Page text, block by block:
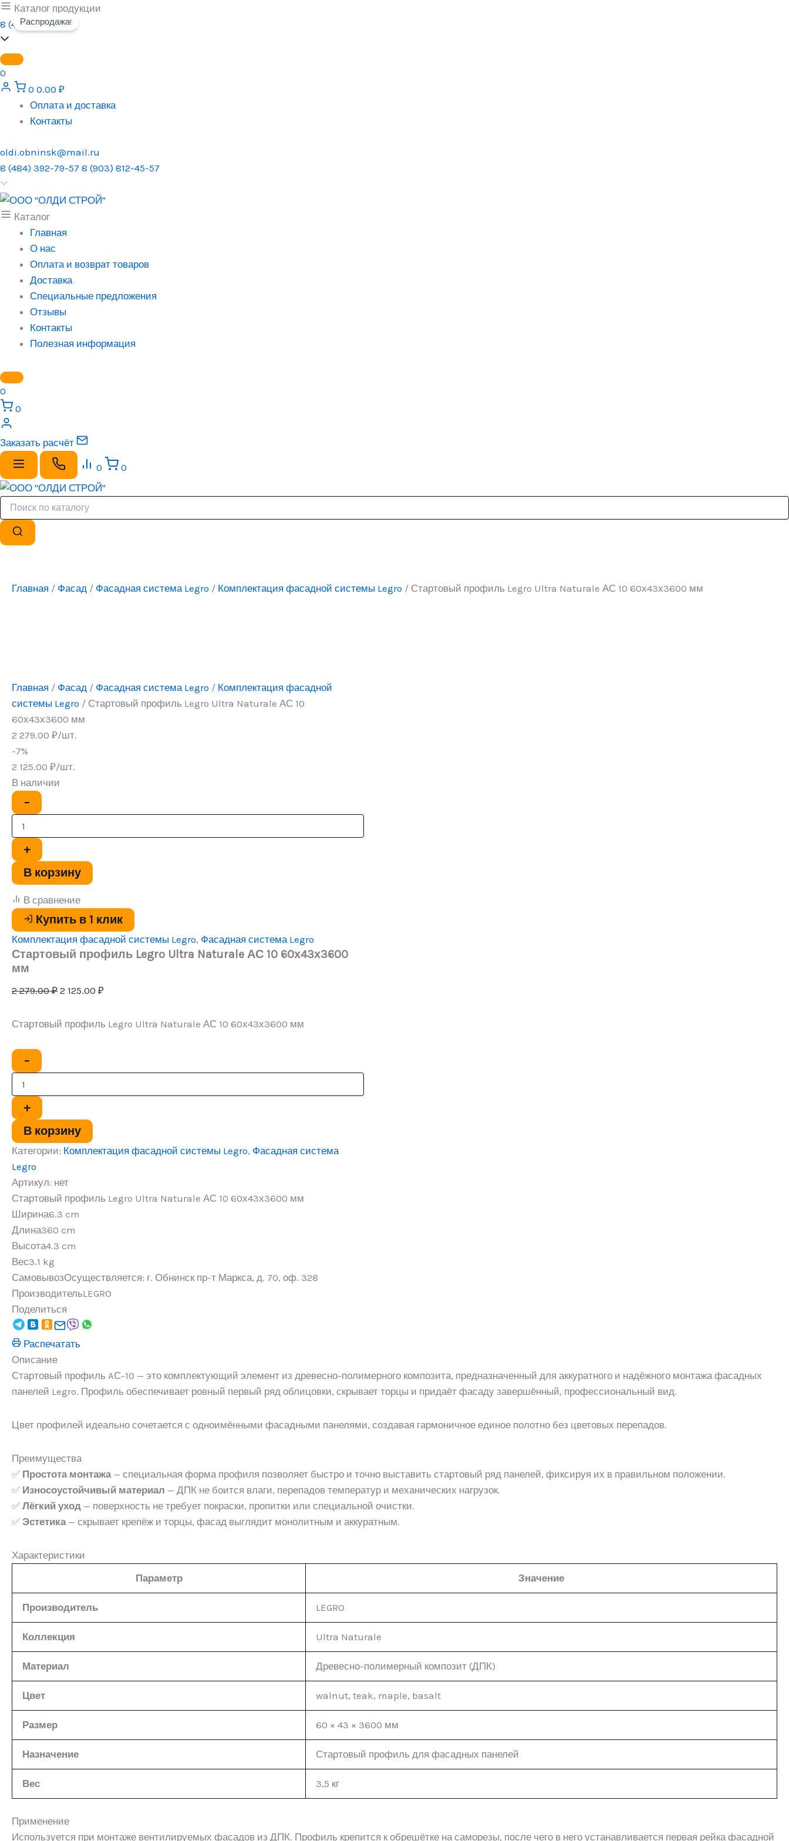
Перейти
к
содержимому
Каталог продукции
8 (484) 392-79-57
0
0 0.00 ₽
Оплата и доставка
Контакты
oldi.obninsk@mail.ru
8 (484) 392-79-57 8 (903) 812-45-57
Каталог
Главная
О нас
Оплата и возврат товаров
Доставка
Специальные предложения
Отзывы
Контакты
Полезная информация
0
0
Заказать расчёт
0 0
Главная / Фасад / Фасадная система Legro / Комплектация фасадной системы Legro / Стартовый профиль Legro Ultra Naturale АС 10 60х43х3600 мм
Распродажа!
Главная / Фасад / Фасадная система Legro / Комплектация фасадной
системы Legro / Стартовый профиль Legro Ultra Naturale АС 10
60х43х3600 мм
2 279.00 ₽/шт.
-7%
2 125.00 ₽/шт.
В наличии
−
Количество
товара
Legro
Ultra
АС
60х43х3600
мм
+
В корзину
В сравнение
Купить в 1 клик
Комплектация фасадной системы Legro, Фасадная система Legro
Стартовый профиль Legro Ultra Naturale АС 10 60х43х3600
мм
2 279.00₽ Первоначальная
составляла
2 125.00 ₽Текущая
Стартовый профиль Legro Ultra Naturale АС 10 60х43х3600 мм
−
Количество
товара
Legro
Ultra
АС
10
60х43х3600
+
В корзину
Категории: Комплектация фасадной системы Legro, Фасадная система
Legro
Артикул: нет
Стартовый профиль Legro Ultra Naturale АС 10 60х43х3600 мм
Ширина6.3 cm
Длина360 cm
Высота4.3 cm
Вес3.1 kg
СамовывозОсуществляется: г. Обнинск пр-т Маркса, д. 70, оф. 328
ПроизводительLEGRO
Поделиться
Распечатать
Описание
Стартовый профиль AС-10 — это комплектующий элемент из древесно-полимерного композита, предназначенный для аккуратного и надёжного монтажа фасадных
панелей Legro. Профиль обеспечивает ровный первый ряд облицовки, скрывает торцы и придаёт фасаду завершённый, профессиональный вид.
Цвет профилей идеально сочетается с одноимёнными фасадными панелями, создавая гармоничное единое полотно без цветовых перепадов.
Преимущества
✅ Простота монтажа— специальная форма профиля позволяет быстро и точно выставить стартовый ряд панелей, фиксируя их в правильном положении.
✅ Износоустойчивый материал — ДПК не боится влаги, перепадов температур и механических нагрузок.
✅ Лёгкий уход — поверхность не требует покраски, пропитки или специальной очистки.
✅ Эстетика— скрывает крепёж и торцы, фасад выглядит монолитным и аккуратным.
Характеристики
Параметр
Значение
Производитель LEGRO
Коллекция Ultra Naturale
Материал Древесно-полимерный композит (ДПК)
Цвет walnut, teak, maple, basalt
Размер 60 × 43 × 3600 мм
Назначение Стартовый профиль для фасадных панелей
Вес 3,5 кг
Применение
Используется при монтаже вентилируемых фасадов из ДПК. Профиль крепится к обрешётке на саморезы, после чего в него устанавливается первая рейка фасадной